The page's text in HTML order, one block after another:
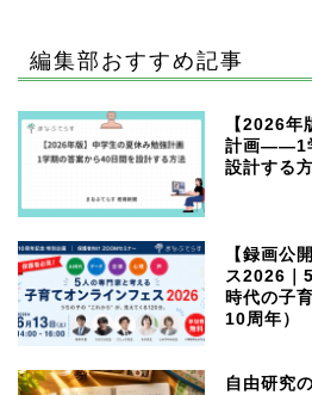
編集部おすすめ記事
【2026年
計画——1
設計する
【録画公
ス2026｜
時代の子
10周年）
自由研究